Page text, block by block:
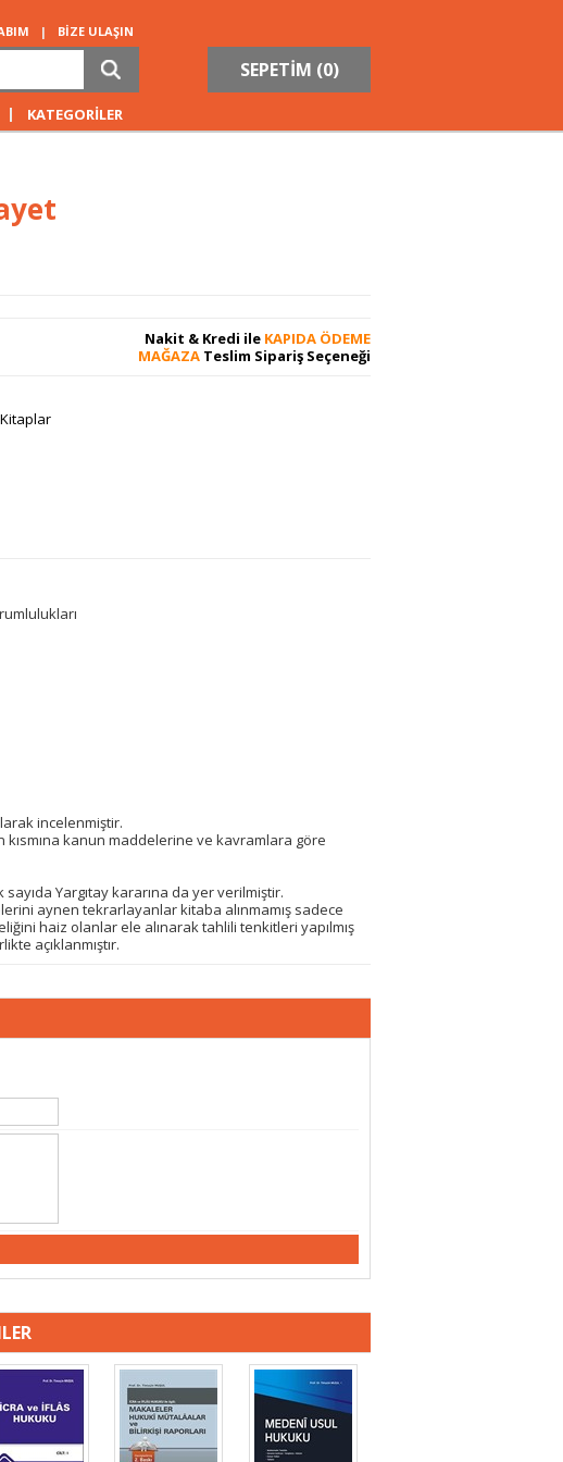
| BİZE ULAŞIN
SEPETİM (0)
| KATEGORİLER
Nakit & Kredi ile KAPIDA ÖDEME
MAĞAZA Teslim Sipariş Seçeneği
incelenmiştir.
kısmına kanun maddelerine ve kavramlara göre
Yargıtay kararına da yer verilmiştir.
aynen tekrarlayanlar kitaba alınmamış sadece
haiz olanlar ele alınarak tahlili tenkitleri yapılmış
açıklanmıştır.